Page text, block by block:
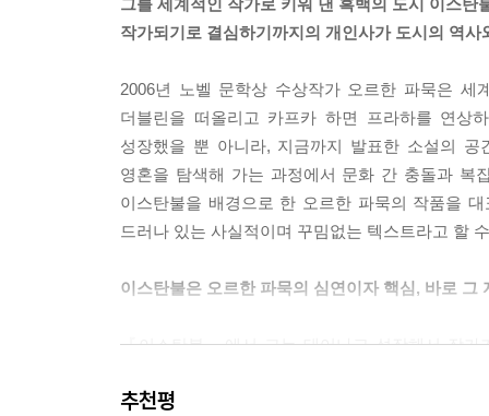
그를 세계적인 작가로 키워 낸 흑백의 도시 이스탄
작가되기로 결심하기까지의 개인사가 도시의 역사
2006년 노벨 문학상 수상작가 오르한 파묵은 세
더블린을 떠올리고 카프카 하면 프라하를 연상
성장했을 뿐 아니라, 지금까지 발표한 소설의 공
영혼을 탐색해 가는 과정에서 문화 간 충돌과 복
이스탄불을 배경으로 한 오르한 파묵의 작품을
드러나 있는 사실적이며 꾸밈없는 텍스트라고 할
이스탄불은 오르한 파묵의 심연이자 핵심, 바로 그
『이스탄불』에서 그는 태어나고 성장해서 작가
있다. 오르한 파묵이라는 개인이 경험한, 어린 시
추천평